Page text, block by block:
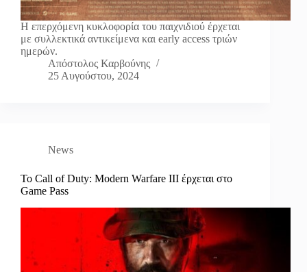
Η επερχόμενη κυκλοφορία του παιχνιδιού έρχεται
με συλλεκτικά αντικείμενα και early access τριών
ημερών.
Απόστολος Καρβούνης
25 Αυγούστου, 2024
News
Το Call of Duty: Modern Warfare III έρχεται στο
Game Pass